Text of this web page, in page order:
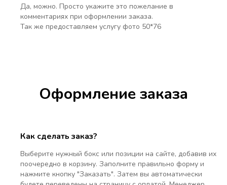
Да, можно. Просто укажите это пожелание в
комментариях при оформлении заказа.
Так же предоставляем услугу фото 50*76
Оформление заказа
Как сделать заказ?
Выберите нужный бокс или позиции на сайте, добавив их
поочередно в корзину. Заполните правильно форму и
нажмите кнопку "Заказать". Затем вы автоматически